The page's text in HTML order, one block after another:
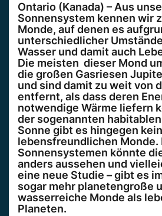
Ontario (Kanada) – Aus
Sonnensystem kennen wir
Monde, auf denen es
unterschiedlicher
Wasser und damit auch
Die meisten dieser Mond
die großen Gasriesen
und sind damit zu weit von
entfernt, als dass deren
notwendige Wärme liefern
der sogenannten
Sonne gibt es hingegen
lebensfreundlichen Monde.
Sonnensystemen könnte
anders aussehen und
eine neue Studie – gibt es
sogar mehr planetengroße
wasserreiche Monde als
Planeten.